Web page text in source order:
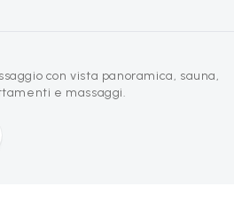
con vista panoramica, sauna,
e massaggi.